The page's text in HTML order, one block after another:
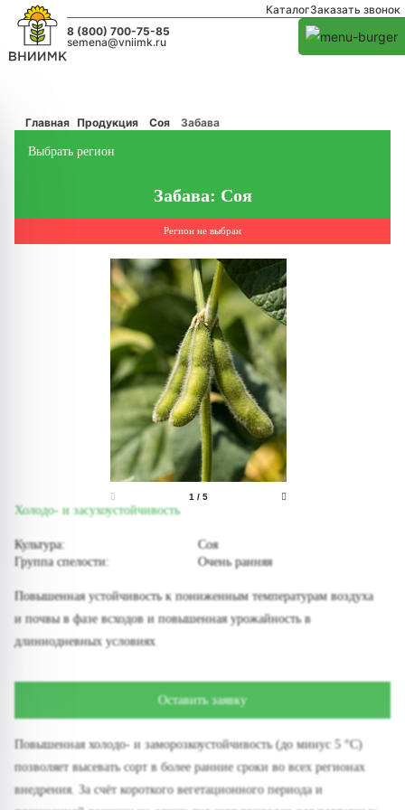
КаталогЗаказать звонок
8 (800) 700-75-85
semena@vniimk.ru
Главная Продукция Соя Забава
Выбрать регион
Забава: Соя
Регион не выбран
1 / 5
Холодо- и засухоустойчивость
Культура:
Соя
Группа спелости:
Очень ранняя
Повышенная устойчивость к пониженным температурам воздуха
и почвы в фазе всходов и повышенная урожайность в
длиннодневных условиях
Оставить заявку
Повышенная холодо- и заморозкоустойчивость (до минус 5 °С)
позволяет высевать сорт в более ранние сроки во всех регионах
внедрения. За счёт короткого вегетационного периода и